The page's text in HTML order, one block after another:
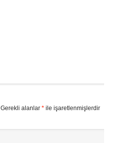
Gerekli alanlar *ile işaretlenmişlerdir